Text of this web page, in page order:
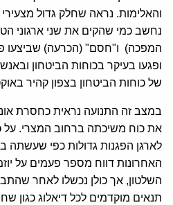
והאלימות. נראה שחלק גדול
נחשב כמי שהקים את שני ארגוני
המפכה) ו"חסם" (הכרעה) שביצעו
ופגעו בעיקר בכוחות הביטחון
של כוחות הביטחון בצפון קהיר
במצב זה התנועה נראית כחסרת
את כוח משיכתה ברחוב המצרי. על
האחרונות דווח מספר פעמים על
השלטון, אך כולן נכשלו לאחר
תנאים מוקדמים לכל דיאלוג כגון